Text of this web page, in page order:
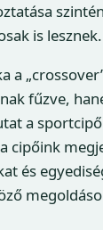
is lesznek.
a
fűzve,
a
cipőink
és